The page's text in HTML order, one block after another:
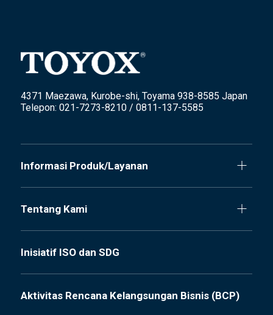
4371 Maezawa, Kurobe-shi, Toyama 938-8585 Japan
Telepon: 021-7273-8210 / 0811-137-5585
Informasi Produk/Layanan
Tentang Kami
Inisiatif ISO dan SDG
Aktivitas Rencana Kelangsungan Bisnis (BCP)